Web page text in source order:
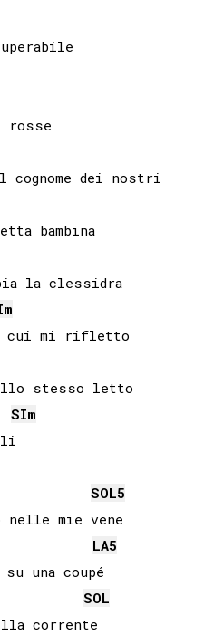
rosse
cognome dei nostri
bambina
Il tempo che passa scoppia la clessidra
m
cui mi rifletto
stesso letto
SIm
SOL5
nelle mie vene
LA5
una coupé
SOL
corrente